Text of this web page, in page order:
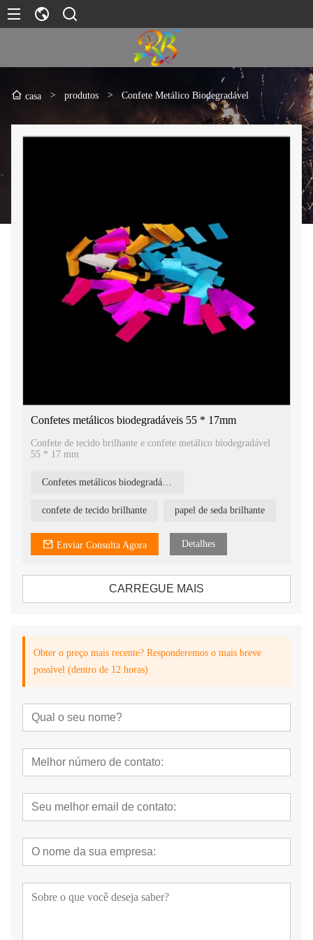
casa > produtos > Confete Metálico Biodegradável
Confetes metálicos biodegradáveis ​​55 * 17mm
Confete de tecido brilhante e confete metálico biodegradável
55 * 17 mm
Confetes metálicos biodegradáveis
confete de tecido brilhante papel de seda brilhante
Enviar Consulta Agora Detalhes
CARREGUE MAIS
Obter o preço mais recente? Responderemos o mais breve
possível (dentro de 12 horas)